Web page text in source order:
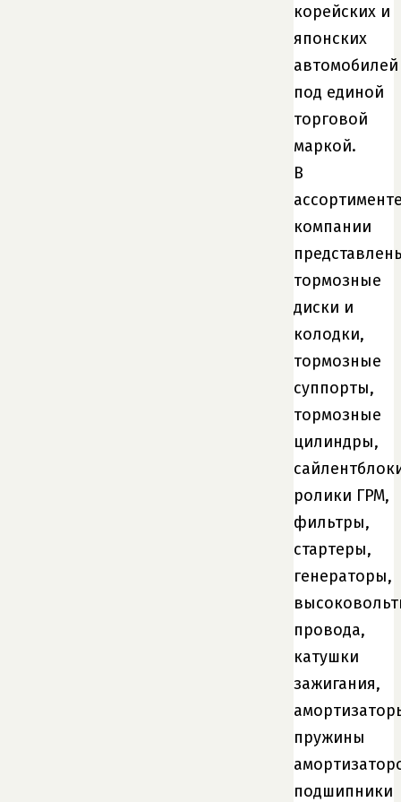
корейских и
японских
автомобилей
под единой
торговой
маркой.
В
компании
тормозные
диски и
колодки,
тормозные
суппорты,
тормозные
цилиндры,
ролики ГРМ,
фильтры,
стартеры,
генераторы,
провода,
катушки
зажигания,
пружины
подшипники